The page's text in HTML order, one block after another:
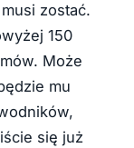
zostać.
150
Może
mu
się już